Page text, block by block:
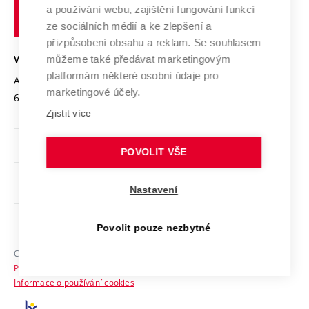
Transfer znalostí
Open Science
Projekty
Projekty ze strukturálních fondů
Specifický výzkum
Mezinárodní dohody
Univerzitní sítě
Podnikavá univerzita / ContriBUTe
Bezpečná univerzita
Vyznamenání
Organizační struktura
Ochrana osobních údajů
odkaz)
Sociální bezpečí
HR Award
technické
VYSOKÉ UČENÍ TECHNICKÉ V BRNĚ
Antonínská 548/1
602 00 Brno
www.vut.cz
vut@vutbr.cz
Copyright © 2026 VUT
Prohlášení o přístupnosti
Informace o používání cookies
a používání webu, zajištění fungování funkcí
ze sociálních médií a ke zlepšení a
přizpůsobení obsahu a reklam. Se souhlasem
můžeme také předávat marketingovým
platformám některé osobní údaje pro
marketingové účely.
Zjistit více
POVOLIT VŠE
Nastavení
Povolit pouze nezbytné